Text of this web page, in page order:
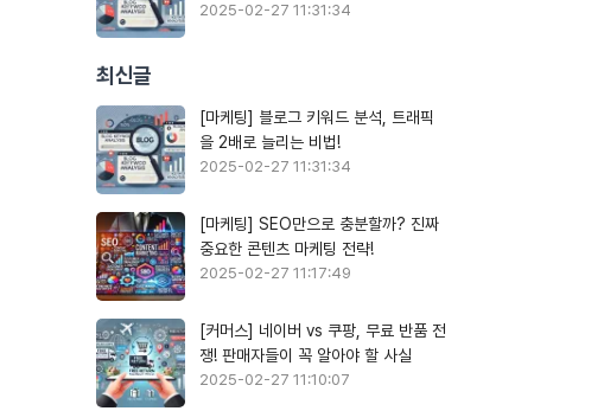
2025-02-27 11:31:34
최신글
[마케팅] 블로그 키워드 분석, 트래픽
을 2배로 늘리는 비법!
2025-02-27 11:31:34
[마케팅] SEO만으로 충분할까? 진짜
중요한 콘텐츠 마케팅 전략!
2025-02-27 11:17:49
[커머스] 네이버 vs 쿠팡, 무료 반품 전
쟁! 판매자들이 꼭 알아야 할 사실
2025-02-27 11:10:07